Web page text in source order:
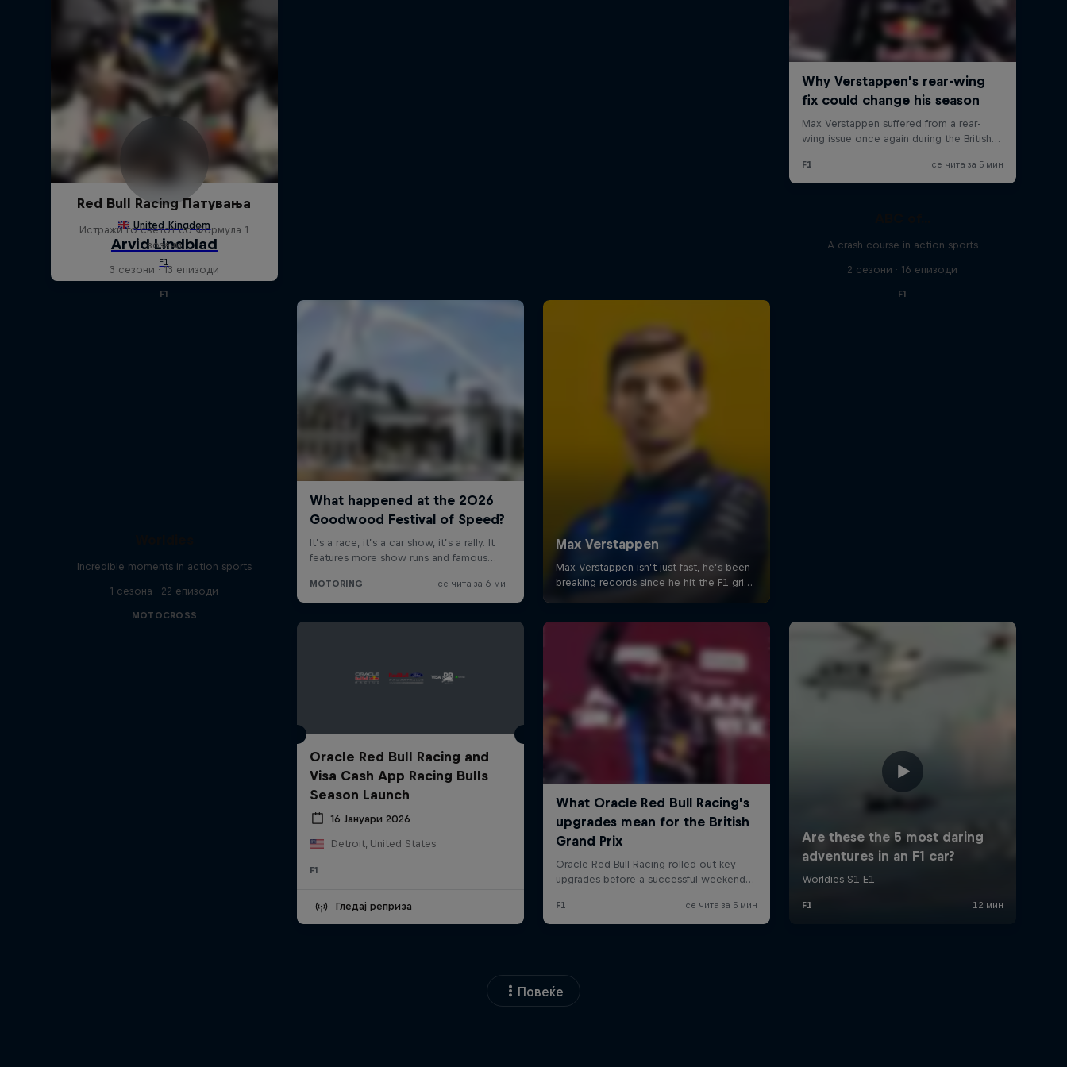
Red Bull Racing Патувања
Истражи го светот со Формула 1
возачи
3 сезони · 13 епизоди
F1
A crash course in action sports
2 сезони · 16 епизоди
F1
Incredible moments in action sports
1 сезона · 22 епизоди
MOTOCROSS
Oracle Red Bull Racing and
Visa Cash App Racing Bulls
Season Launch
16 Јануари 2026
Detroit, United States
F1
Гледај реприза
Повеќе